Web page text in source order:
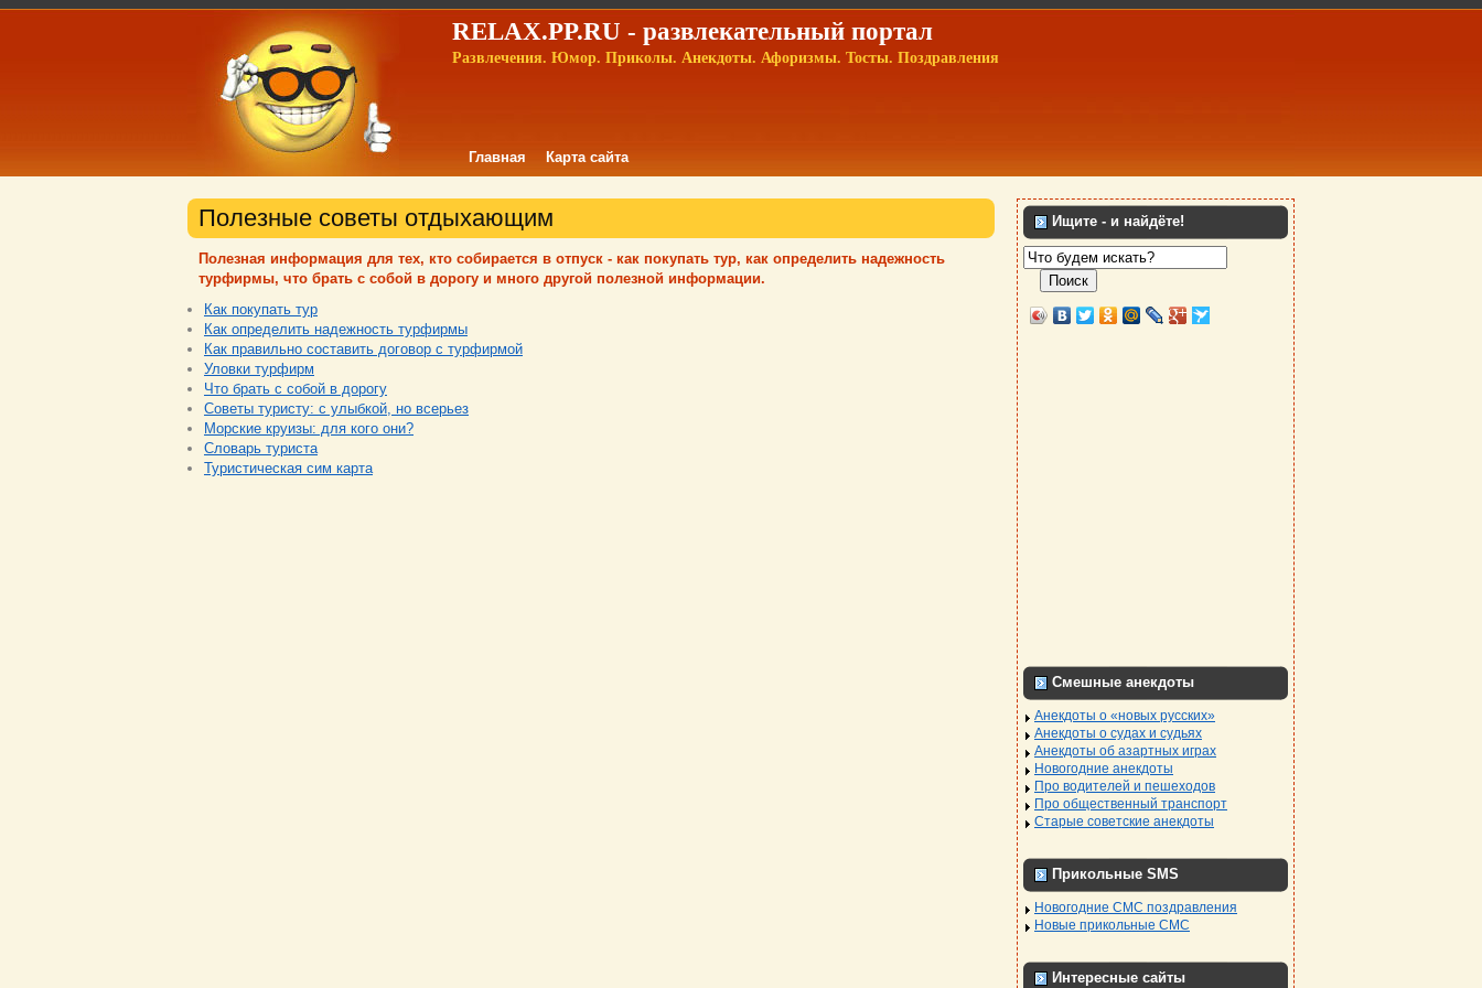
RELAX.PP.RU - развлекательный портал
Развлечения. Юмор. Приколы. Анекдоты. Афоризмы. Тосты. Поздравления
Главная Карта сайта
Полезные советы отдыхающим
Полезная информация для тех, кто собирается в отпуск - как покупать тур, как определить надежность
турфирмы, что брать с собой в дорогу и много другой полезной информации.
Как покупать тур
Как определить надежность турфирмы
Как правильно составить договор с турфирмой
Уловки турфирм
Что брать с собой в дорогу
Советы туристу: с улыбкой, но всерьез
Морские круизы: для кого они?
Словарь туриста
Туристическая сим карта
Ищите - и найдёте!
Поиск
Смешные анекдоты
Анекдоты о «новых русских»
Анекдоты о судах и судьях
Анекдоты об азартных играх
Новогодние анекдоты
Про водителей и пешеходов
Про общественный транспорт
Старые советские анекдоты
Прикольные SMS
Новогодние СМС поздравления
Новые прикольные СМС
Интересные сайты